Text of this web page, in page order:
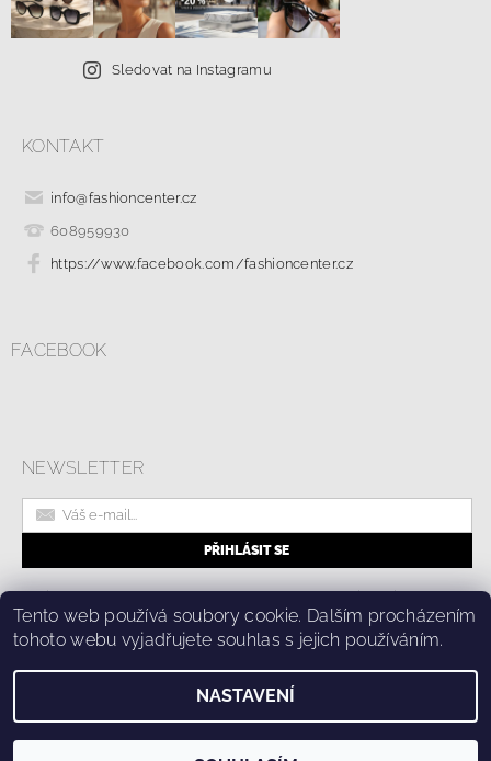
Sledovat na Instagramu
KONTAKT
info@fashioncenter.cz
608959930
https://www.facebook.com/fashioncenter.cz
FACEBOOK
NEWSLETTER
|
| Ochrana osobních údajů a cookies
2026 © Fashion Center, všechna práva vyhrazena
Tento web používá soubory cookie. Dalším procházením
tohoto webu vyjadřujete souhlas s jejich používáním.
NASTAVENÍ